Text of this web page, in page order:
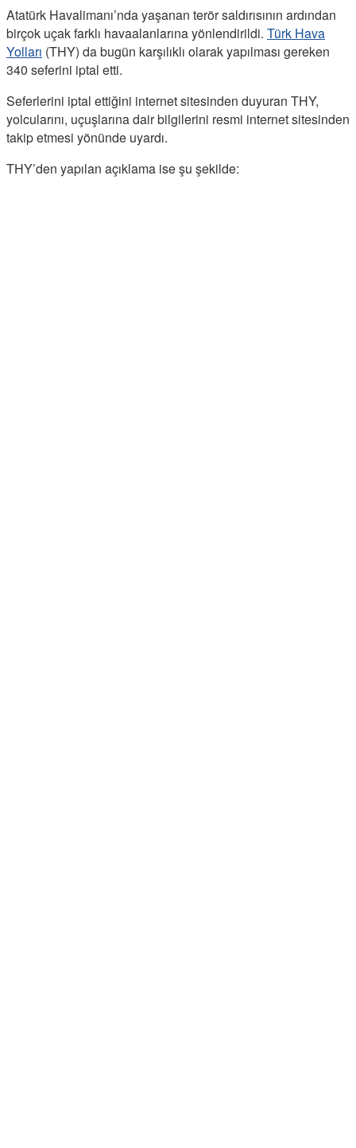
Atatürk Havalimanı’nda yaşanan terör saldırısının ardından
birçok uçak farklı havaalanlarına yönlendirildi. Türk Hava
Yolları (THY) da bugün karşılıklı olarak yapılması gereken
340 seferini iptal etti.
Seferlerini iptal ettiğini internet sitesinden duyuran THY,
yolcularını, uçuşlarına dair bilgilerini resmi internet sitesinden
takip etmesi yönünde uyardı.
THY’den yapılan açıklama ise şu şekilde: